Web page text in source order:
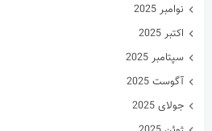
نوامبر 2025
اکتبر 2025
سپتامبر 2025
آگوست 2025
جولای 2025